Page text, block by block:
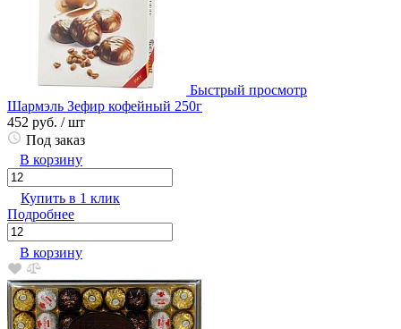
Быстрый просмотр
Шармэль Зефир кофейный 250г
452 руб. / шт
Под заказ
В корзину
Купить в 1 клик
Подробнее
В корзину